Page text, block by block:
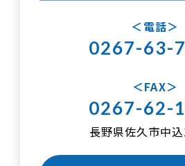
電話
0267-63-
FAX
0267-62-
長野県佐久市中